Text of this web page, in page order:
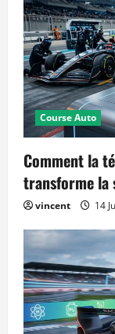
Course Auto
Comment la
transforme la
vincent 14